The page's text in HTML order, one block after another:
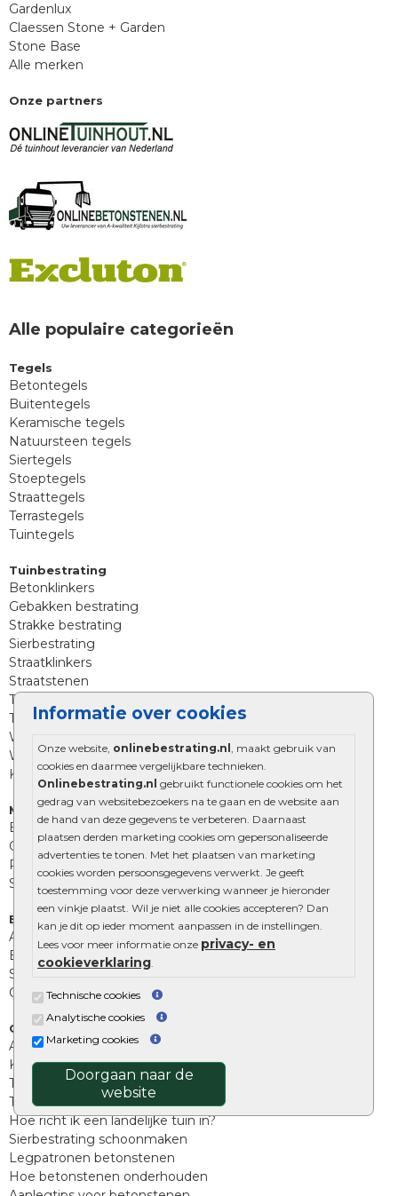
Informatie over cookies
Onze website, onlinebestrating.nl
, maakt gebruik van
cookies en daarmee vergelijkbare technieken.
Onlinebestrating.nl gebruikt functionele cookies om het
gedrag van websitebezoekers na te gaan en de website aan
de hand van deze gegevens te verbeteren. Daarnaast
plaatsen derden marketing cookies om gepersonaliseerde
advertenties te tonen. Met het plaatsen van marketing
cookies worden persoonsgegevens verwerkt. Je geeft
toestemming voor deze verwerking wanneer je hieronder
een vinkje plaatst. Wil je niet alle cookies accepteren? Dan
kan je dit op ieder moment aanpassen in de instellingen.
Lees voor meer informatie onze privacy- en
cookieverklaring
Technische cookies
Analytische cookies
Marketing cookies
Doorgaan naar de
website
Gardenlux
Claessen Stone + Garden
Stone Base
Alle merken
Onze partners
Alle populaire categorieën
Tegels
Betontegels
Buitentegels
Keramische tegels
Natuursteen tegels
Siertegels
Stoeptegels
Straattegels
Terrastegels
Tuintegels
Tuinbestrating
Betonklinkers
Gebakken bestrating
Strakke bestrating
Sierbestrating
Straatklinkers
Straatstenen
Trommelstenen
Tuinstenen
Waalformaat
Wildverband bestrating
Kingstones
Muurelementen
Betonbielzen
Opsluitbanden
Palissades
Stapelblokken
Extra benodigdheden
Afwatering en diversen
Beplantings en betonelementen
Split, grind en zand
Oprit tegels
Overig
Aanbiedingen
Kunstgras
Tuintegels outlet
Terrastegels leggen
Hoe richt ik een landelijke tuin in?
Sierbestrating schoonmaken
Legpatronen betonstenen
Hoe betonstenen onderhouden